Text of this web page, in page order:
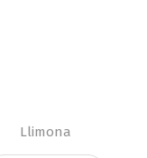
Llimona